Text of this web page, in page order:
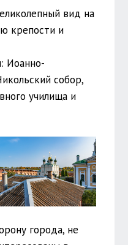
вид на
крепости и
Иоанно-
собор,
училища и
города, не